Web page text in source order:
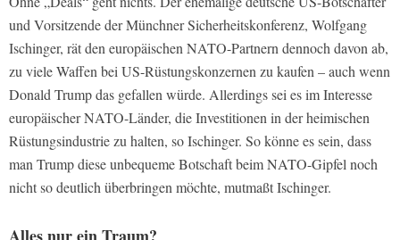
und Vorsitzende der Münchner Sicherheitskonferenz, Wolfgang
Ischinger, rät den europäischen NATO-Partnern dennoch davon ab,
zu viele Waffen bei US-Rüstungskonzernen zu kaufen – auch wenn
Donald Trump das gefallen würde. Allerdings sei es im Interesse
europäischer NATO-Länder, die Investitionen in der heimischen
Rüstungsindustrie zu halten, so Ischinger. So könne es sein, dass
man Trump diese unbequeme Botschaft beim NATO-Gipfel noch
nicht so deutlich überbringen möchte, mutmaßt Ischinger.